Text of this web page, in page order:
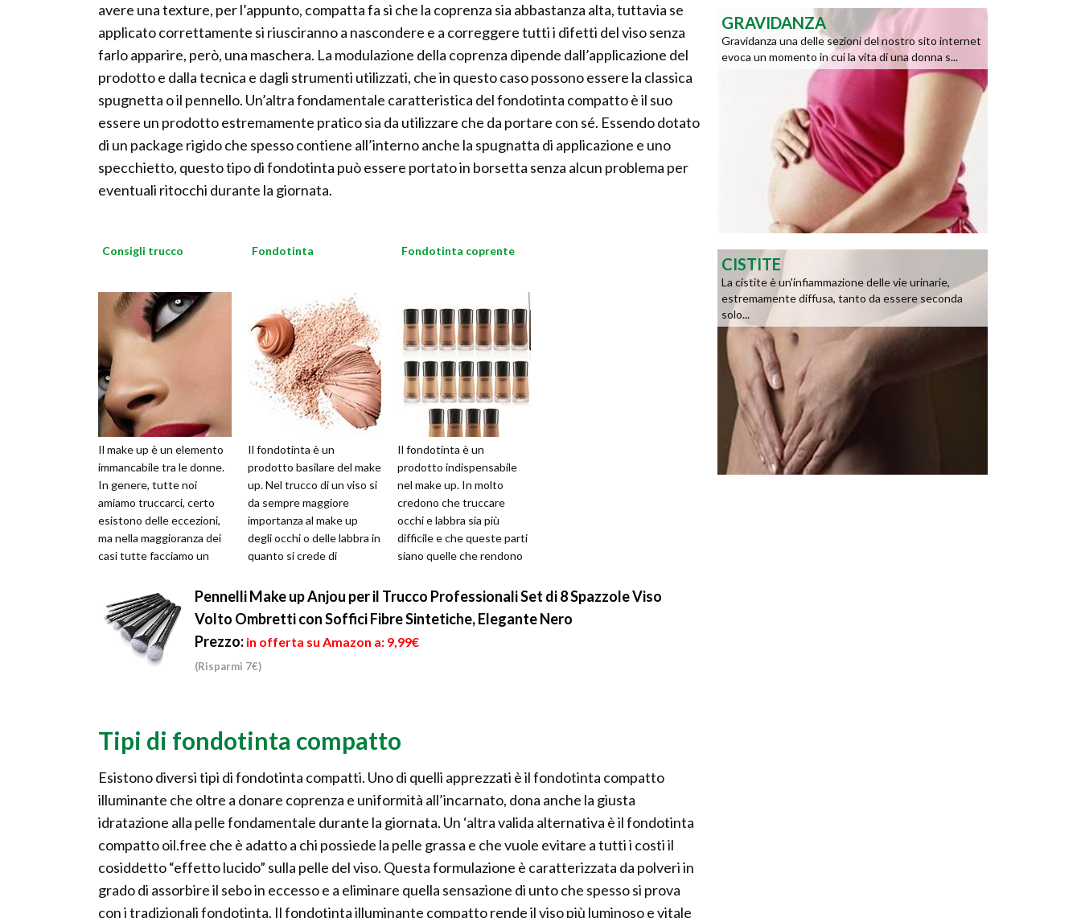
avere una texture, per l’appunto, compatta fa sì che la coprenza sia abbastanza alta, tuttavia se
applicato correttamente si riusciranno a nascondere e a correggere tutti i difetti del viso senza
farlo apparire, però, una maschera. La modulazione della coprenza dipende dall’applicazione del
prodotto e dalla tecnica e dagli strumenti utilizzati, che in questo caso possono essere la classica
spugnetta o il pennello. Un’altra fondamentale caratteristica del fondotinta compatto è il suo
essere un prodotto estremamente pratico sia da utilizzare che da portare con sé. Essendo dotato
di un package rigido che spesso contiene all’interno anche la spugnatta di applicazione e uno
specchietto, questo tipo di fondotinta può essere portato in borsetta senza alcun problema per
eventuali ritocchi durante la giornata.
Consigli trucco
Il make up è un elemento
immancabile tra le donne.
In genere, tutte noi
amiamo truccarci, certo
esistono delle eccezioni,
ma nella maggioranza dei
casi tutte facciamo un
frequente ...
Fondotinta
Il fondotinta è un
prodotto basilare del make
up. Nel trucco di un viso si
da sempre maggiore
importanza al make up
degli occhi o delle labbra in
quanto si crede di
soltanto se si...
Fondotinta coprente
Il fondotinta è un
prodotto indispensabile
nel make up. In molto
credono che truccare
occhi e labbra sia più
difficile e che queste parti
siano quelle che rendono
viso. Non...
Pennelli Make up Anjou per il Trucco Professionali Set di 8 Spazzole Viso
Volto Ombretti con Soffici Fibre Sintetiche, Elegante Nero
Prezzo: in offerta su Amazon a: 9,99€
(Risparmi 7€)
Tipi di fondotinta compatto
Esistono diversi tipi di fondotinta compatti. Uno di quelli apprezzati è il fondotinta compatto
illuminante che oltre a donare coprenza e uniformità all’incarnato, dona anche la giusta
idratazione alla pelle fondamentale durante la giornata. Un ‘altra valida alternativa è il fondotinta
compatto oil.free che è adatto a chi possiede la pelle grassa e che vuole evitare a tutti i costi il
cosiddetto “effetto lucido” sulla pelle del viso. Questa formulazione è caratterizzata da polveri in
grado di assorbire il sebo in eccesso e a eliminare quella sensazione di unto che spesso si prova
con i tradizionali fondotinta. Il fondotinta illuminante compatto rende il viso più luminoso e vitale
GRAVIDANZA
Gravidanza una delle sezioni del nostro sito internet
evoca un momento in cui la vita di una donna s...
CISTITE
La cistite è un'infiammazione delle vie urinarie,
estremamente diffusa, tanto da essere seconda
solo...